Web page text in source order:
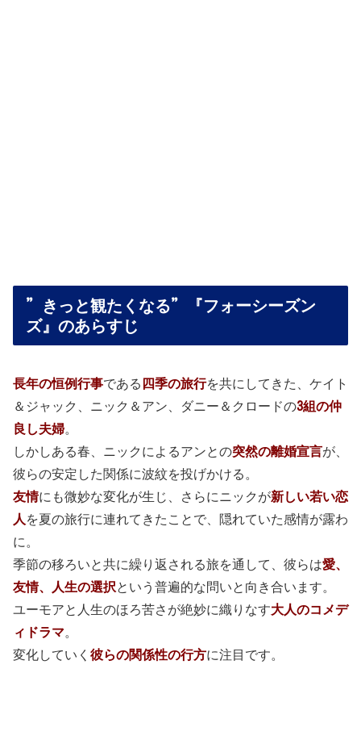
”きっと観たくなる”『フォーシーズン
ズ』のあらすじ
長年の恒例行事である 四季の旅行を共にしてきた、ケイト
＆ジャック、ニック＆アン、ダニー＆クロードの3組の仲
良し夫婦
しかしある春、ニックによるアンとの突然の離婚宣言が、
彼らの安定した関係に波紋を投げかける。
友情にも微妙な変化が生じ、さらにニックが新しい若い恋
人 を夏の旅行に連れてきたことで、隠れていた感情が露わ
に。
季節の移ろいと共に繰り返される旅を通して、彼らは愛、
友情、人生の選択 という普遍的な問いと向き合います。
ユーモアと人生のほろ苦さが絶妙に織りなす大人のコメデ
ィドラマ
変化していく 彼らの関係性の行方に注目です。